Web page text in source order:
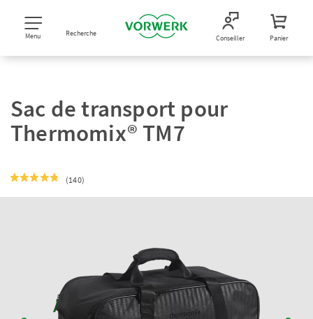
Menu Recherche Conseiller Panier
Sac de transport pour
Thermomix® TM7
(140)